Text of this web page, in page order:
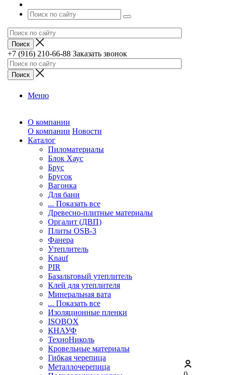
+7 (916) 210-66-88 Заказать звонок
Меню
О компании
О компании Новости
Каталог
Пиломатериалы
Блок Хаус
Брус
Брусок
Вагонка
Для бани
... Показать все
Древесно-плитные материалы
Оргалит (ДВП)
Плиты OSB-3
Фанера
Утеплитель
Knauf
PIR
Базальтовый утеплитель
Клей для утеплителя
Минеральная вата
... Показать все
Изоляционные пленки
ISOBOX
КНАУФ
ТехноНиколь
Кровельные материалы
Гибкая черепица
Металлочерепица